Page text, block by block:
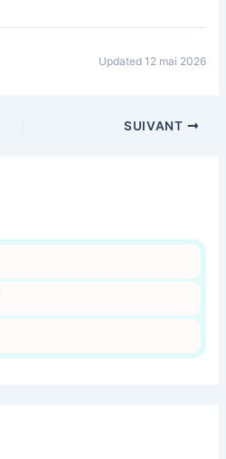
Updated 12 mai 2026
SUIVANT